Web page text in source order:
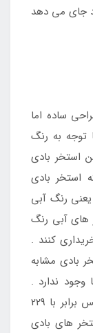
درون خود جای می دهد
ساده اما
توجه به رنگ
استخر بادی
استخر بادی
رنگ آبی
های آبی رنگ
کنند .
بادی مشابه
وجود ندارد .
طول استخر بادی کودک مستطیل زرد اینتکس برابر با 229
های بادی